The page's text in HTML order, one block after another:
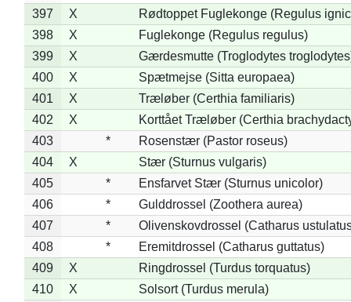
397
X
Rødtoppet Fuglekonge (Regulus
398
X
Fuglekonge (Regulus regulus)
399
X
Gærdesmutte (Troglodytes
400
X
Spætmejse (Sitta europaea)
401
X
Træløber (Certhia familiaris)
402
X
Korttået Træløber (Certhia
403
*
Rosenstær (Pastor roseus)
404
X
Stær (Sturnus vulgaris)
405
*
Ensfarvet Stær (Sturnus unicolor)
406
*
Gulddrossel (Zoothera aurea)
407
*
Olivenskovdrossel (Catharus
408
*
Eremitdrossel (Catharus guttatus)
409
X
Ringdrossel (Turdus torquatus)
410
X
Solsort (Turdus merula)